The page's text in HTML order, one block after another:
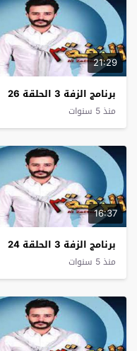
21:29
برنامج الزفة 3 الحلقة 26
منذ 5 سنوات
16:37
برنامج الزفة 3 الحلقة 24
منذ 5 سنوات